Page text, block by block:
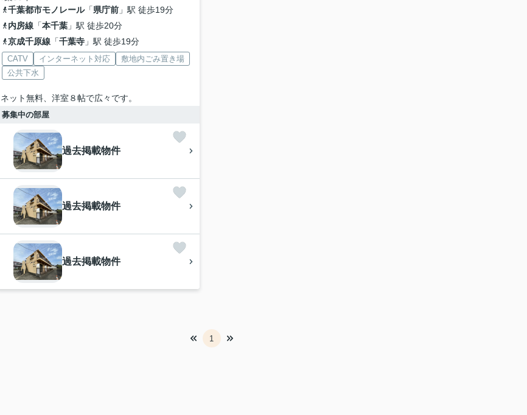
千葉都市モノレール「県庁前」駅 徒歩19分
内房線「本千葉」駅 徒歩20分
京成千原線「千葉寺」駅 徒歩19分
CATV インターネット対応
敷地内ごみ置き場
公共下水
ネット無料、洋室８帖で広々です。
募集中の部屋
過去掲載物件
過去掲載物件
過去掲載物件
1